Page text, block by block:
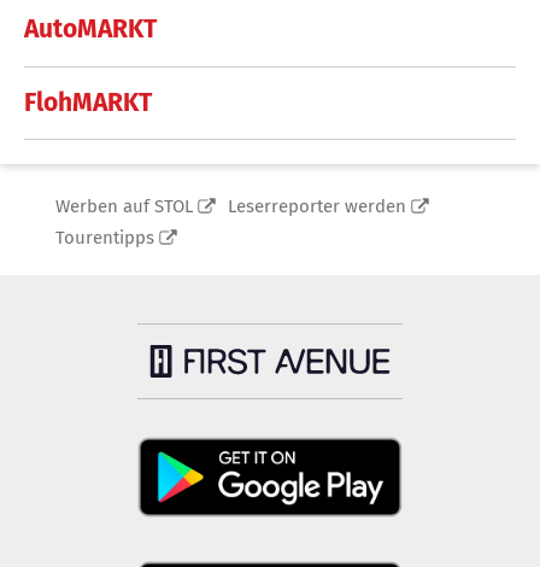
AutoMARKT
FlohMARKT
Werben auf STOL
Leserreporter werden
Tourentipps